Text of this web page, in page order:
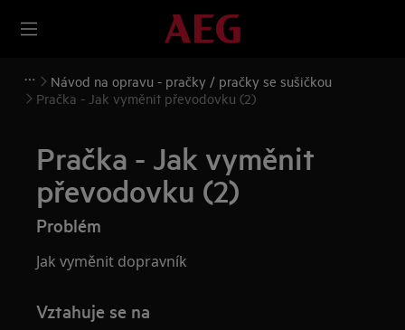
Návod na opravu - pračky / pračky se sušičkou
Pračka - Jak vyměnit převodovku (2)
Pračka - Jak vyměnit
převodovku (2)
Problém
Jak vyměnit dopravník
Vztahuje se na